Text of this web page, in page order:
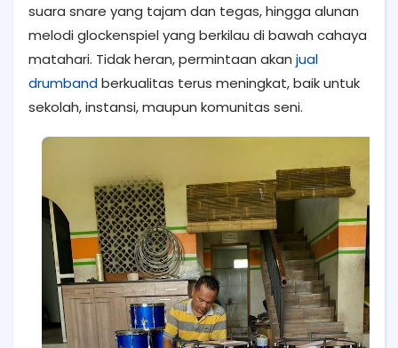
suara snare yang tajam dan tegas, hingga alunan
melodi glockenspiel yang berkilau di bawah cahaya
matahari. Tidak heran, permintaan akan jual
drumbandberkualitas terus meningkat, baik untuk
sekolah, instansi, maupun komunitas seni.